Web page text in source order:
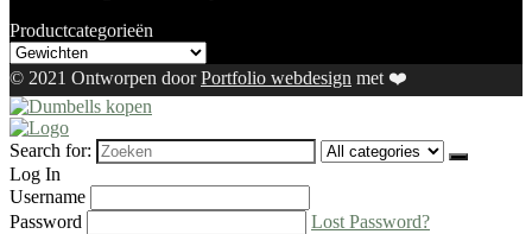
Productcategorieën
© 2021 Ontworpen doorPortfolio webdesign met ❤️
Search for:
Log In
Username
Password
Lost Password?